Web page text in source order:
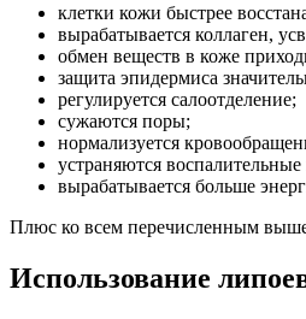
клетки кожи быстрее
вырабатывается коллаген,
обмен веществ в коже
защита эпидермиса
регулируется салоотделение;
сужаются поры;
нормализуется
устраняются
вырабатывается больше
Плюс ко всем перечисленным выше
Использование